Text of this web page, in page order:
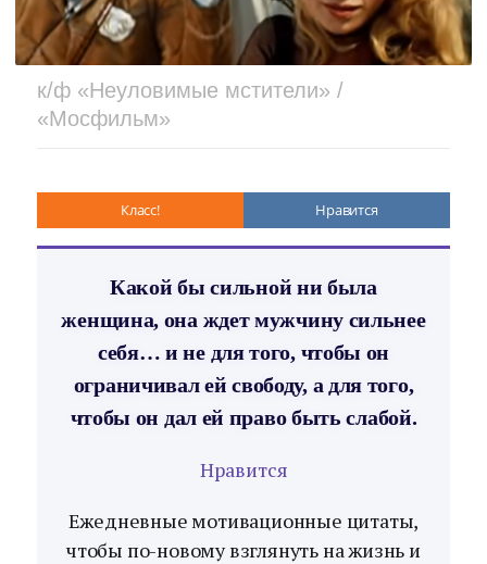
к/ф «Неуловимые мстители» /
«Мосфильм»
Класс! Нравится
Какой бы сильной ни была
женщина, она ждет мужчину сильнее
себя… и не для того, чтобы он
ограничивал ей свободу, а для того,
чтобы он дал ей право быть слабой.
Нравится
Ежедневные мотивационные цитаты,
чтобы по-новому взглянуть на жизнь и